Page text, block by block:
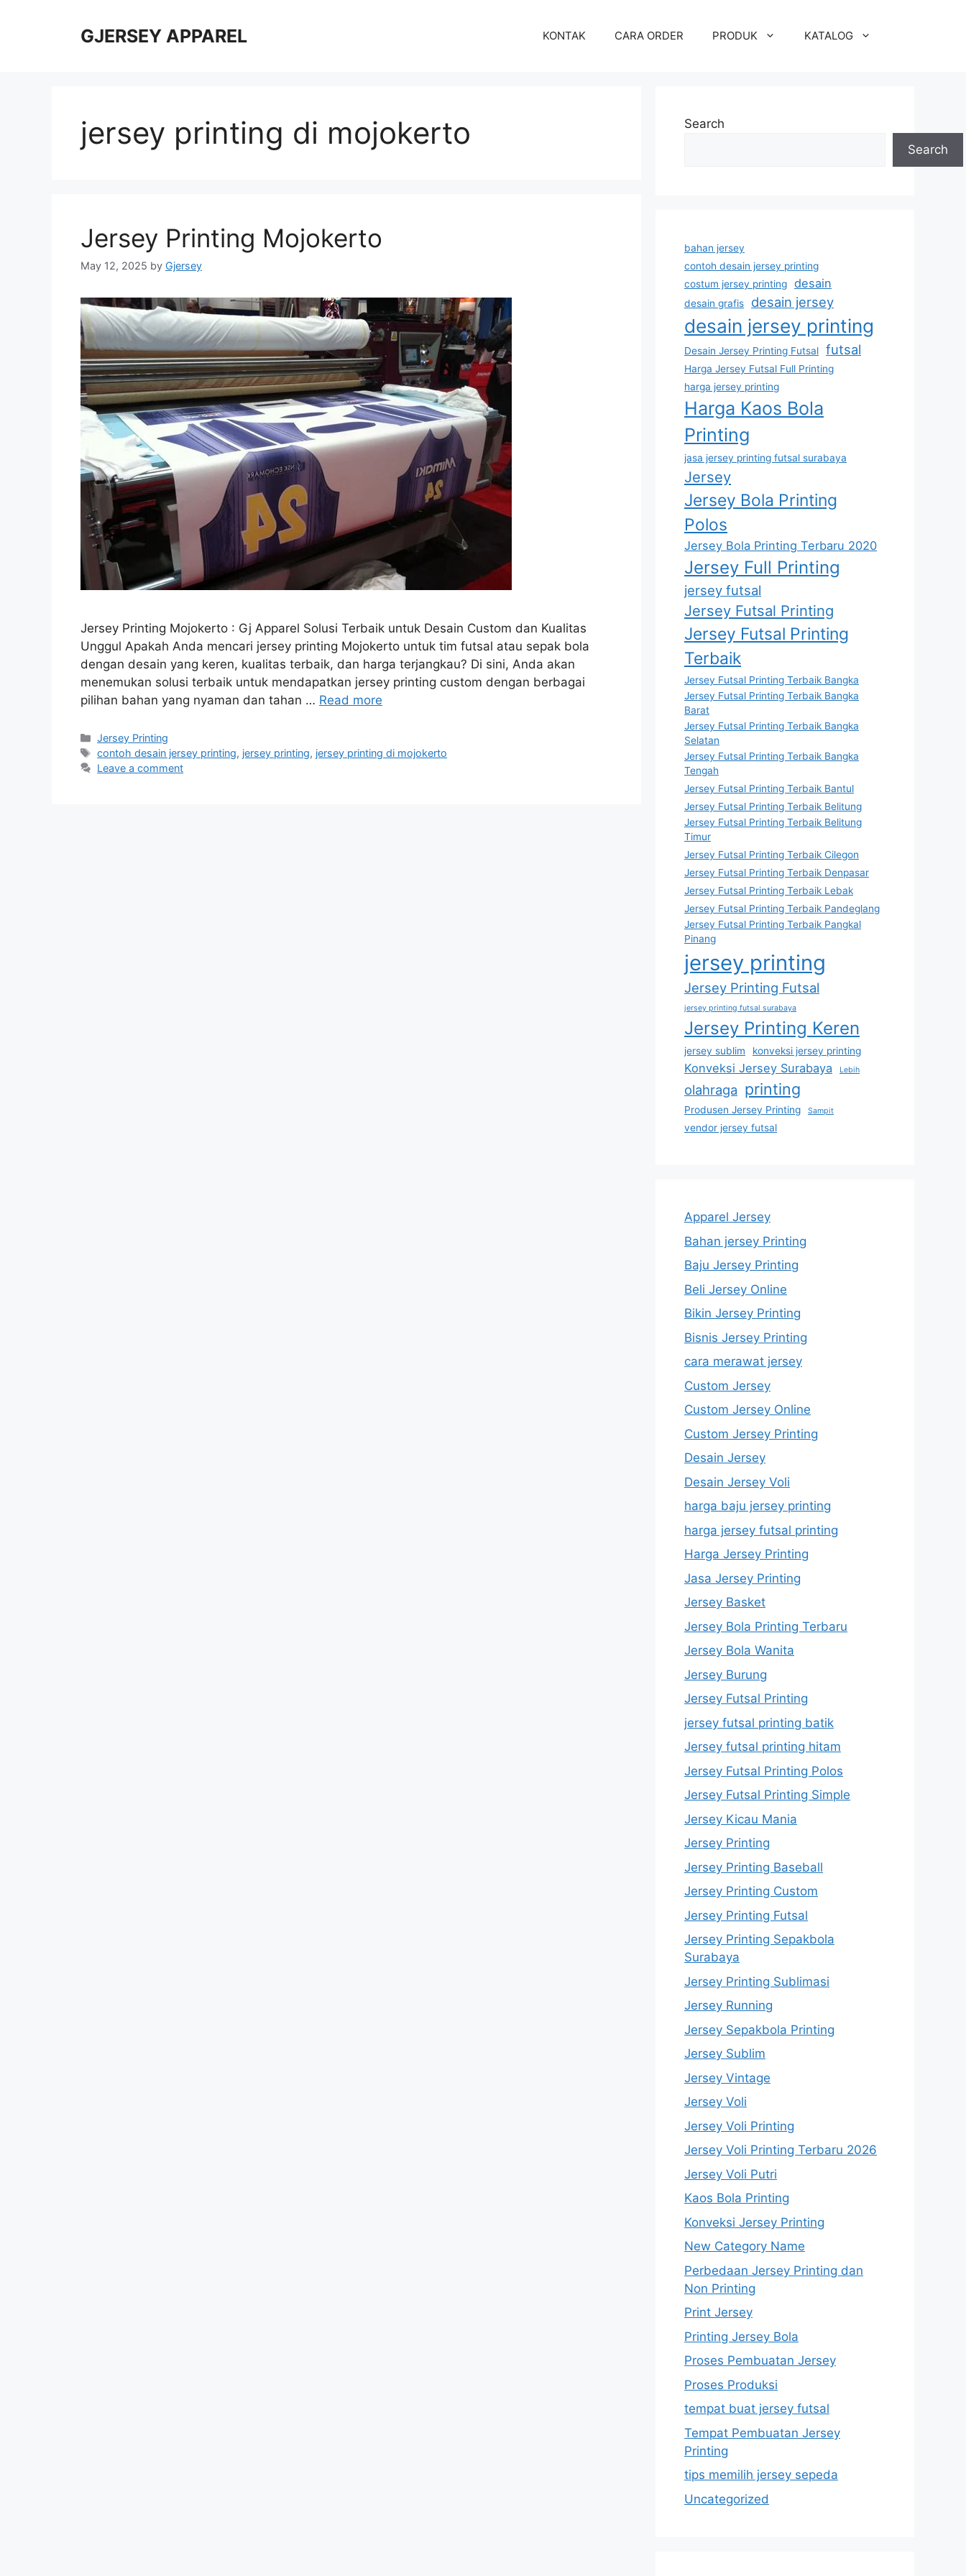
GJERSEY APPAREL KONTAK CARA ORDER PRODUK KATALOG
jersey printing di mojokerto
Jersey Printing Mojokerto
May 12, 2025 by Gjersey
Jersey Printing Mojokerto : Gj Apparel Solusi Terbaik untuk Desain Custom dan Kualitas
Unggul Apakah Anda mencari jersey printing Mojokerto untuk tim futsal atau sepak bola
dengan desain yang keren, kualitas terbaik, dan harga terjangkau? Di sini, Anda akan
menemukan solusi terbaik untuk mendapatkan jersey printing custom dengan berbagai
pilihan bahan yang nyaman dan tahan … Read more
Categories
Jersey Printing
Tags
contoh desain jersey printing, jersey printing, jersey printing di mojokerto
Leave a comment
Search
Search
bahan jersey
contoh desain jersey printing
costum jersey printing
desain
desain grafis desain jersey
desain jersey printing
Desain Jersey Printing Futsal futsal
Harga Jersey Futsal Full Printing
harga jersey printing
Harga Kaos Bola
Printing
jasa jersey printing futsal surabaya
Jersey
Jersey Bola Printing
Polos
Jersey Bola Printing Terbaru 2020
Jersey Full Printing
jersey futsal
Jersey Futsal Printing
Jersey Futsal Printing
Terbaik
Jersey Futsal Printing Terbaik Bangka
Jersey Futsal Printing Terbaik Bangka
Barat
Jersey Futsal Printing Terbaik Bangka
Selatan
Jersey Futsal Printing Terbaik Bangka
Tengah
Jersey Futsal Printing Terbaik Bantul
Jersey Futsal Printing Terbaik Belitung
Jersey Futsal Printing Terbaik Belitung
Timur
Jersey Futsal Printing Terbaik Cilegon
Jersey Futsal Printing Terbaik Denpasar
Jersey Futsal Printing Terbaik Lebak
Jersey Futsal Printing Terbaik Pandeglang
Jersey Futsal Printing Terbaik Pangkal
Pinang
jersey printing
Jersey Printing Futsal
jersey printing futsal surabaya
Jersey Printing Keren
jersey sublim konveksi jersey printing
Konveksi Jersey Surabaya Lebih
olahraga printing
Produsen Jersey Printing Sampit
vendor jersey futsal
Apparel Jersey
Bahan jersey Printing
Baju Jersey Printing
Beli Jersey Online
Bikin Jersey Printing
Bisnis Jersey Printing
cara merawat jersey
Custom Jersey
Custom Jersey Online
Custom Jersey Printing
Desain Jersey
Desain Jersey Voli
harga baju jersey printing
harga jersey futsal printing
Harga Jersey Printing
Jasa Jersey Printing
Jersey Basket
Jersey Bola Printing Terbaru
Jersey Bola Wanita
Jersey Burung
Jersey Futsal Printing
jersey futsal printing batik
Jersey futsal printing hitam
Jersey Futsal Printing Polos
Jersey Futsal Printing Simple
Jersey Kicau Mania
Jersey Printing
Jersey Printing Baseball
Jersey Printing Custom
Jersey Printing Futsal
Jersey Printing Sepakbola
Surabaya
Jersey Printing Sublimasi
Jersey Running
Jersey Sepakbola Printing
Jersey Sublim
Jersey Vintage
Jersey Voli
Jersey Voli Printing
Jersey Voli Printing Terbaru 2026
Jersey Voli Putri
Kaos Bola Printing
Konveksi Jersey Printing
New Category Name
Perbedaan Jersey Printing dan
Non Printing
Print Jersey
Printing Jersey Bola
Proses Pembuatan Jersey
Proses Produksi
tempat buat jersey futsal
Tempat Pembuatan Jersey
Printing
tips memilih jersey sepeda
Uncategorized